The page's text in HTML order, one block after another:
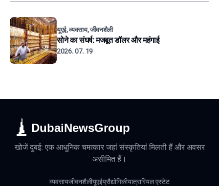
यूएई, व्यवसाय, जीवनशैली
सोने का संघर्ष: मजबूत डॉलर और महंगाई
2026. 07. 19
DubaiNewsGroup
खोजें दुबई: एक आधुनिक चमत्कार जहां संस्कृतियां मिलती हैं और अवसर
असीमित हैं।
व्यवसायजीवनशैलीयूएईप्रौद्योगिकीयात्रारियल एस्टेट